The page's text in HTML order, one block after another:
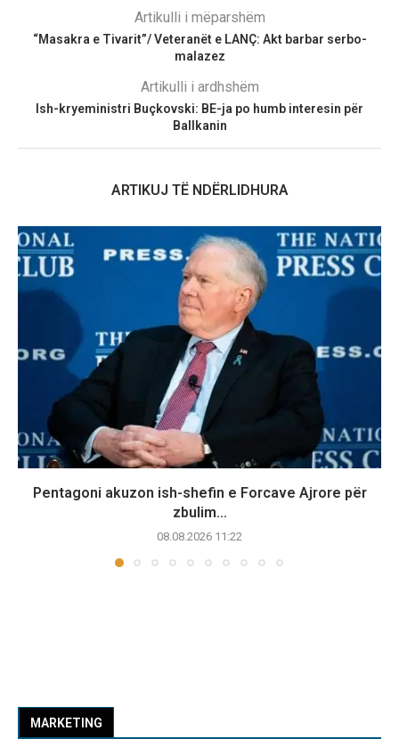
Artikulli i mëparshëm
“Masakra e Tivarit”/ Veteranët e LANÇ: Akt barbar serbo-
malazez
Artikulli i ardhshëm
Ish-kryeministri Buçkovski: BE-ja po humb interesin për
Ballkanin
ARTIKUJ TË NDËRLIDHURA
Pentagoni akuzon ish-shefin e Forcave Ajrore për
zbulim...
08.08.2026 11:22
MARKETING